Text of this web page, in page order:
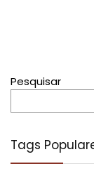
Pesquisar
Tags